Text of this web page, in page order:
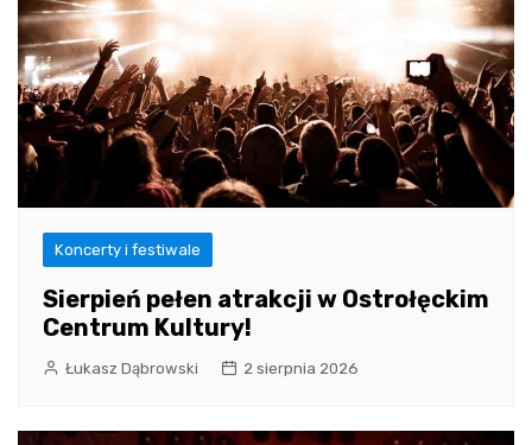
Koncerty i festiwale
Sierpień pełen atrakcji w Ostrołęckim
Centrum Kultury!
Łukasz Dąbrowski 2 sierpnia 2026